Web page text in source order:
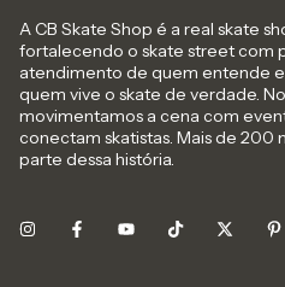
A CB Skate Shop é a real skate
fortalecendo o skate street com
atendimento de quem entende
quem vive o skate de verdade.
movimentamos a cena com
conectam skatistas. Mais de 200
parte dessa história.